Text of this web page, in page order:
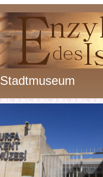
Stadtmuseum